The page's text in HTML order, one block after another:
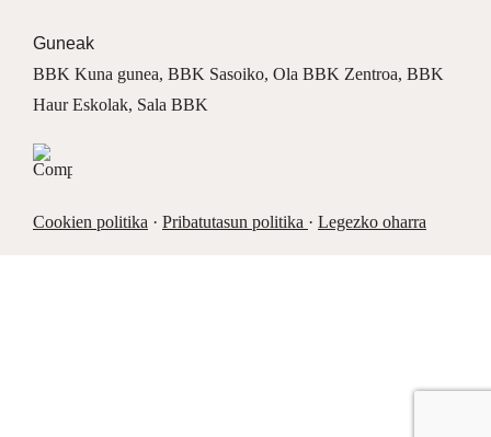
Guneak
BBK Kuna gunea, BBK Sasoiko, Ola BBK Zentroa, BBK
Haur Eskolak, Sala BBK
Cookien politika· Pribatutasun politika · Legezko oharra